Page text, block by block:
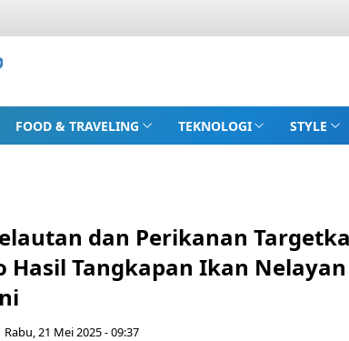
FOOD & TRAVELING TEKNOLOGI STYLE
dan Perikanan
Hasil Tangkapan Ikan Nelayan
Rabu, 21 Mei 2025 - 09:37